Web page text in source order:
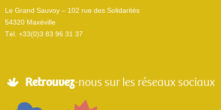
Le Grand Sauvoy – 102 rue des Solidarités
54320 Maxéville
Tél. +33(0)3 83 96 31 37
Retrouvez-nous sur les réseaux sociaux